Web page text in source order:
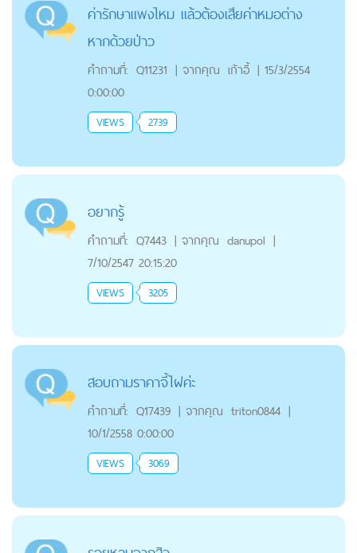
ค่ารักษาแพงไหม เเล้วต้องเสียค่าหมอต่าง
หากด้วยป่าว
คำถามที่: Q11231 | จากคุณ เก้าอี้ | 15/3/2554
0:00:00
VIEWS 2739
อยากรู้
คำถามที่: Q7443 | จากคุณ danupol |
7/10/2547 20:15:20
VIEWS 3205
สอบถามราคาจี้ไฝค่ะ
คำถามที่: Q17439 | จากคุณ triton0844 |
10/1/2558 0:00:00
VIEWS 3069